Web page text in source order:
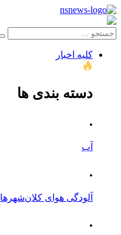
کلیه اخبار
دسته بندی ها
.
آب
.
آلودگی هوای کلان‌شهرها
.